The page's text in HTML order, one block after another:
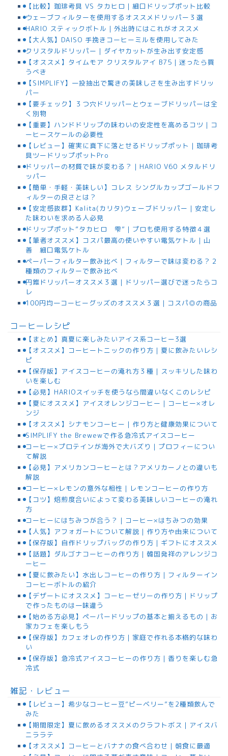
【比較】珈琲考具 VS タカヒロ｜細口ドリップポット比較
ウェーブフィルターを使用するオススメドリッパー３選
HARIO スティックボトル｜外出時にはこれがオススメ
【大人気】DAISO 手挽きコーヒーミルを使用してみた
クリスタルドリッパー｜ダイヤカットが生み出す安定感
【オススメ】タイムモア クリスタルアイ B75｜迷ったら買
うべき
【SIMPLIFY】一投抽出で驚きの美味しさを生み出すドリッ
パー
【要チェック】３つ穴ドリッパーとウェーブドリッパーは全
く別物
【重要】ハンドドリップの味わいの安定性を高めるコツ｜コ
ーヒースケールの必要性
【レビュー】確実に真下に落とせるドリップポット｜珈琲考
具ツードリップポットPro
ドリッパーの材質で味が変わる？｜HARIO V60 メタルドリ
ッパー
【簡単・手軽・美味しい】コレス シングルカップゴールドフ
ィルターの良さとは？
【安定感抜群】Kalita(カリタ)ウェーブドリッパー｜安定し
た味わいを求める人必見
ドリップポット”タカヒロ 雫”｜プロも使用する特徴４選
【筆者オススメ】コスパ最高の使いやすい電気ケトル｜山
善 細口電気ケトル
ペーパーフィルター飲み比べ｜フィルターで味は変わる？２
種類のフィルターで飲み比べ
円錐ドリッパーオススメ３選｜ドリッパー選びで迷ったらコ
レ
100円均一コーヒーグッズのオススメ３選｜コスパ◎の商品
コーヒーレシピ
【まとめ】真夏に楽しみたいアイス系コーヒー3選
【オススメ】コーヒートニックの作り方｜夏に飲みたいレシ
ピ
【保存版】アイスコーヒーの淹れ方３種｜スッキリした味わ
いを楽しむ
【必見】HARIOスイッチを使うなら間違いなくこのレシピ
【夏にオススメ】アイスオレンジコーヒー｜コーヒー×オレ
ンジ
【オススメ】シナモンコーヒー｜作り方と健康効果について
SIMPLIFY the Brewewで作る急冷式アイスコーヒー
コーヒー×プロテインが海外で大バズり｜プロフィーについ
て解説
【必見】アメリカンコーヒーとは？アメリカーノとの違いも
解説
コーヒー×レモンの意外な相性｜レモンコーヒーの作り方
【コツ】焙煎度合いによって変わる美味しいコーヒーの淹れ
方
コーヒーにはちみつが合う？｜コーヒー×はちみつの効果
【人気】アフォガートについて解説｜作り方や由来について
【保存版】自作ドリップバッグの作り方｜ギフトにオススメ
【話題】ダルゴナコーヒーの作り方｜韓国発祥のアレンジコ
ーヒー
【夏に飲みたい】水出しコーヒーの作り方｜フィルターイン
コーヒーボトルの紹介
【デザートにオススメ】コーヒーゼリーの作り方｜ドリップ
で作ったものは一味違う
【始める方必見】ペーパードリップの基本と揃えるもの｜お
家カフェを楽しもう
【保存版】カフェオレの作り方｜家庭で作れる本格的な味わ
い
【保存版】急冷式アイスコーヒーの作り方｜香りを楽しむ急
冷式
雑記・レビュー
【レビュー】希少なコーヒー豆”ピーベリー”を2種類飲んで
みた
【期間限定】夏に飲めるオススメのクラフトボス｜アイスバ
ニララテ
【オススメ】コーヒーとバナナの食べ合わせ｜朝食に最適